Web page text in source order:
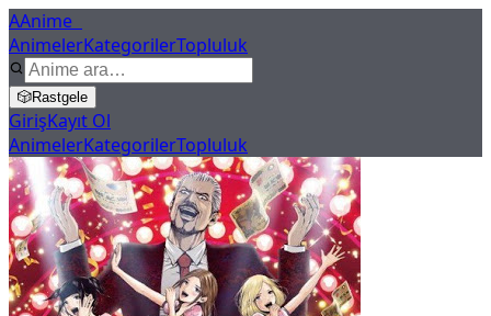
AAnime
AnimelerKategorilerTopluluk
🎲Rastgele
GirişKayıt Ol
AnimelerKategorilerTopluluk